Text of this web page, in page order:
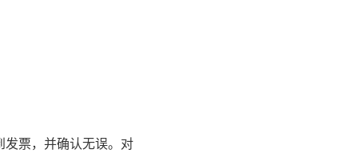
票，并确认无误。对